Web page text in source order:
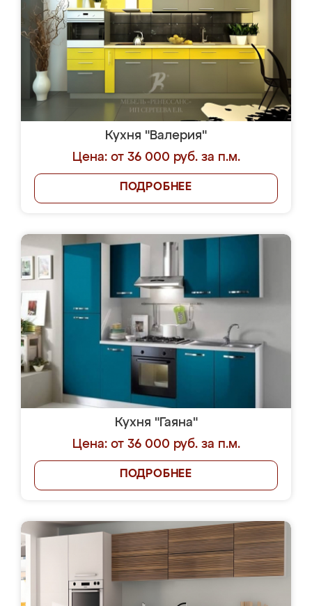
Кухня "Валерия"
Цена: от 36 000 руб. за п.м.
ПОДРОБНЕЕ
Кухня "Гаяна"
Цена: от 36 000 руб. за п.м.
ПОДРОБНЕЕ